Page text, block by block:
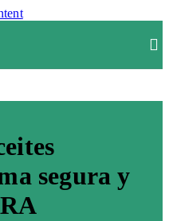
segura y